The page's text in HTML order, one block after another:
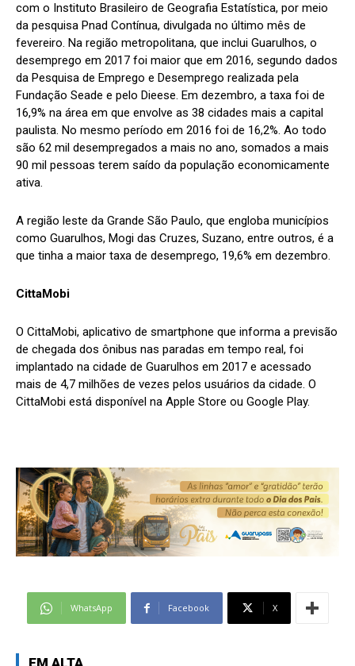
com o Instituto Brasileiro de Geografia Estatística, por meio
da pesquisa Pnad Contínua, divulgada no último mês de
fevereiro. Na região metropolitana, que inclui Guarulhos, o
desemprego em 2017 foi maior que em 2016, segundo dados
da Pesquisa de Emprego e Desemprego realizada pela
Fundação Seade e pelo Dieese. Em dezembro, a taxa foi de
16,9% na área em que envolve as 38 cidades mais a capital
paulista. No mesmo período em 2016 foi de 16,2%. Ao todo
são 62 mil desempregados a mais no ano, somados a mais
90 mil pessoas terem saído da população economicamente
ativa.
A região leste da Grande São Paulo, que engloba municípios
como Guarulhos, Mogi das Cruzes, Suzano, entre outros, é a
que tinha a maior taxa de desemprego, 19,6% em dezembro.
CittaMobi
O CittaMobi, aplicativo de smartphone que informa a previsão
de chegada dos ônibus nas paradas em tempo real, foi
implantado na cidade de Guarulhos em 2017 e acessado
mais de 4,7 milhões de vezes pelos usuários da cidade. O
CittaMobi está disponível na Apple Store ou Google Play.
WhatsApp Facebook X